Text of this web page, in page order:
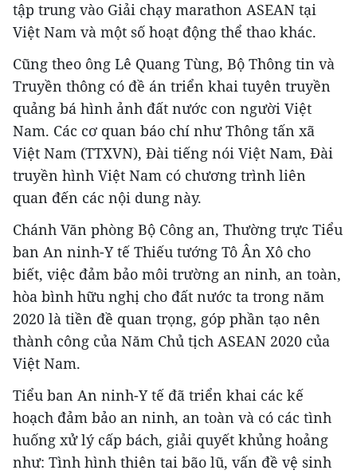
tập trung vào Giải chạy marathon ASEAN tại
Việt Nam và một số hoạt động thể thao khác.
Cũng theo ông Lê Quang Tùng, Bộ Thông tin và
Truyền thông có đề án triển khai tuyên truyền
quảng bá hình ảnh đất nước con người Việt
Nam. Các cơ quan báo chí như Thông tấn xã
Việt Nam (TTXVN), Đài tiếng nói Việt Nam, Đài
truyền hình Việt Nam có chương trình liên
quan đến các nội dung này.
Chánh Văn phòng Bộ Công an, Thường trực Tiểu
ban An ninh-Y tế Thiếu tướng Tô Ân Xô cho
biết, việc đảm bảo môi trường an ninh, an toàn,
hòa bình hữu nghị cho đất nước ta trong năm
2020 là tiền đề quan trọng, góp phần tạo nên
thành công của Năm Chủ tịch ASEAN 2020 của
Việt Nam.
Tiểu ban An ninh-Y tế đã triển khai các kế
hoạch đảm bảo an ninh, an toàn và có các tình
huống xử lý cấp bách, giải quyết khủng hoảng
như: Tình hình thiên tai bão lũ, vấn đề vệ sinh